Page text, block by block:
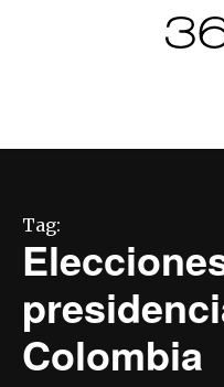
Tag:
Colombia